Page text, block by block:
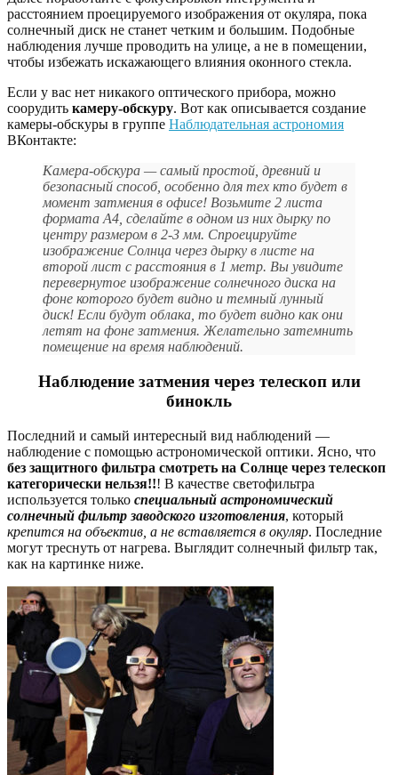
расстоянием проецируемого изображения от окуляра, пока
солнечный диск не станет четким и большим. Подобные
наблюдения лучше проводить на улице, а не в помещении,
чтобы избежать искажающего влияния оконного стекла.
Если у вас нет никакого оптического прибора, можно
соорудить камеру-обскуру. Вот как описывается создание
камеры-обскуры в группе Наблюдательная астрономия
ВКонтакте:
Камера-обскура — самый простой, древний и
безопасный способ, особенно для тех кто будет в
момент затмения в офисе! Возьмите 2 листа
формата А4, сделайте в одном из них дырку по
центру размером в 2-3 мм. Спроецируйте
изображение Солнца через дырку в листе на
второй лист с расстояния в 1 метр. Вы увидите
перевернутое изображение солнечного диска на
фоне которого будет видно и темный лунный
диск! Если будут облака, то будет видно как они
летят на фоне затмения. Желательно затемнить
помещение на время наблюдений.
Наблюдение затмения через телескоп или
бинокль
Последний и самый интересный вид наблюдений —
наблюдение с помощью астрономической оптики. Ясно, что
без защитного фильтра смотреть на Солнце через телескоп
категорически нельзя!!! В качестве светофильтра
используется только специальный астрономический
солнечный фильтр заводского изготовления, который
крепится на объектив, а не вставляется в окуляр. Последние
могут треснуть от нагрева. Выглядит солнечный фильтр так,
как на картинке ниже.